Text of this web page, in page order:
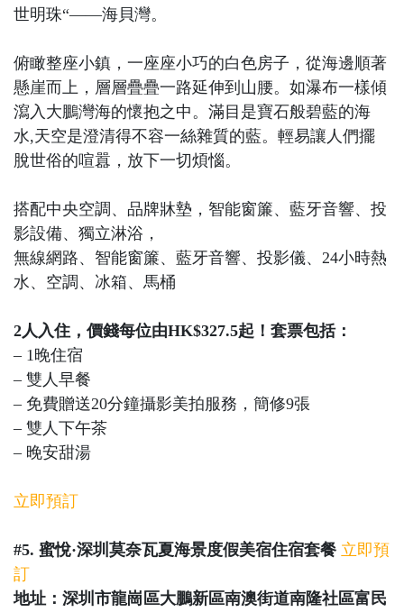
世明珠“——海貝灣。
俯瞰整座小鎮，一座座小巧的白色房子，從海邊順著
懸崖而上，層層疊疊一路延伸到山腰。如瀑布一樣傾
瀉入大鵬灣海的懷抱之中。滿目是寶石般碧藍的海
水,天空是澄清得不容一絲雜質的藍。輕易讓人們擺
脫世俗的喧囂，放下一切煩惱。
搭配中央空調、品牌牀墊，智能窗簾、藍牙音響、投
影設備、獨立淋浴，
無線網路、智能窗簾、藍牙音響、投影儀、24小時熱
水、空調、冰箱、馬桶
2人入住，價錢每位由HK$327.5起！套票包括：
– 1晚住宿
– 雙人早餐
– 免費贈送20分鐘攝影美拍服務，簡修9張
– 雙人下午茶
– 晚安甜湯
立即預訂
#5. 蜜悅·深圳莫奈瓦夏海景度假美宿住宿套餐 立即預
訂
地址：深圳市龍崗區大鵬新區南澳街道南隆社區富民